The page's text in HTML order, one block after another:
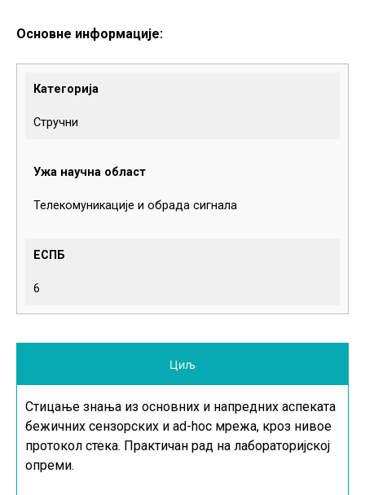
Основне информације:
Категорија
Стручни
Ужа научна област
Телекомуникације и обрада сигнала
ЕСПБ
6
Циљ
Стицање знања из основних и напредних аспеката
бежичних сензорских и ad-hoc мрежа, кроз нивое
протокол стека. Практичан рад на лабораторијској
опреми.